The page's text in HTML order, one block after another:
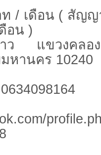
ท / เดือน ( สัญ
อน )
ว แขวงคลอ
หานคร 10240